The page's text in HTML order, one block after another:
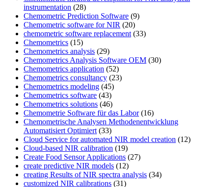
instrumentation (28)
Chemometric Prediction Software (9)
Chemometric software for NIR (20)
chemometric software replacement (33)
Chemometrics (15)
Chemometrics analysis (29)
Chemometrics Analysis Software OEM (30)
Chemometrics application (52)
Chemometrics consultancy (23)
Chemometrics modeling (45)
Chemometrics software (43)
Chemometrics solutions (46)
Chemometrie Software für das Labor(16)
Chemometrische Analysen Methodenentwicklung
Automatisiert Optimiert (33)
Cloud Service for automated NIR model creation (12)
Cloud-based NIR calibration (19)
Create Food Sensor Applications (27)
create predictive NIR models (12)
creating Results of NIR spectra analysis (34)
customized NIR calibrations (31)